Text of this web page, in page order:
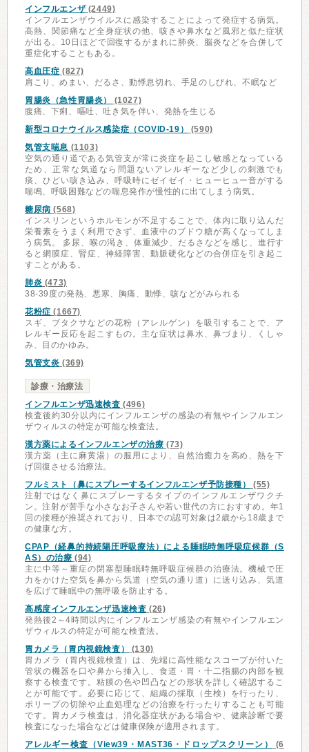
インフルエンザ(2449)
インフルエンザウイルスに感染することによって発症する病気。
高熱、関節痛など全身症状の他、咳きや鼻水など風邪と似た症状
が出る。10日ほどで回復するがまれに肺炎、脳炎などを合併して
重症化することもある。
高血圧症 (827)
肩こり、めまい、だるさ、動悸息切れ、手足のしびれ、不眠など
胃腸炎（急性胃腸炎）
(1027)
腹痛、下痢、嘔吐、吐き気を伴い、発熱を生じる
新型コロナウイルス感染症（COVID-19）
(590)
気管支喘息 (1103)
空気の通り道である気管支が常に炎症を起こし敏感となっている
ため、正常な気道なら問題ないアレルギーなど少しの刺激でも
痰、ひどい咳き込み、呼吸時にゼイゼイ・ヒューヒュー音がする
喘鳴、呼吸困難などの喘息発作が慢性的に出てしまう病気。
糖尿病 (568)
インスリンというホルモンが不足することで、体内に取り込んだ
栄養素をうまく利用できず、血液中のブドウ糖が高くなってしま
う病気。 多尿、喉の渇き、体重減少、だるさなどを感じ、進行す
ると網膜症、腎症、神経障害、動脈硬化などの合併症を引き起こ
すことがある。
肺炎 (473)
38-39度の発熱、悪寒、胸痛、動悸、咳などがみられる
花粉症 (1667)
スギ、ブタクサなどの花粉（アレルゲン）を吸引することで、ア
レルギー反応を起こすもの。主な症状は鼻水、鼻づまり、くしゃ
み、目のかゆみ。
気管支炎 (369)
診療・治療法
インフルエンザ迅速検査 (496)
検査後約30分以内にインフルエンザの感染の有無やインフルエン
ザウィルスの特定が可能な検査法。
漢方薬によるインフルエンザの治療 (73)
漢方薬（主に麻黄湯）の服用により、自然治癒力を高め、熱を下
げ回復させる治療法。
フルミスト（鼻にスプレーするインフルエンザ予防接種）
(55)
注射ではなく鼻にスプレーするタイプのインフルエンザワクチ
ン。注射が苦手な小さなお子さんや若い世代の方におすすめ。年1
回の接種が推奨されており、日本での認可対象は2歳から18歳まで
の健康な方。
CPAP（経鼻的持続陽圧呼吸療法）による睡眠時無呼吸症候群（S
AS）の治療 (94)
主に中等～重症の閉塞型睡眠時無呼吸症候群の治療法。機械で圧
力をかけた空気を鼻から気道（空気の通り道）に送り込み、気道
を広げて睡眠中の無呼吸を防止する。
高感度インフルエンザ迅速検査 (26)
発熱後2～4時間以内にインフルエンザ感染の有無やインフルエン
ザウィルスの特定が可能な検査法。
胃カメラ（胃内視鏡検査）
(130)
胃カメラ（胃内視鏡検査）は、先端に高性能なスコープが付いた
管状の機器を口や鼻から挿入し、食道・胃・十二指腸の内部を観
察する検査です。粘膜の色や凹凸などの形状を詳しく確認するこ
とが可能です。必要に応じて、組織の採取（生検）を行ったり、
ポリープの切除や止血処理などの治療を行ったりすることも可能
です。胃カメラ検査は、消化器症状がある場合や、健康診断で要
検査になった場合などは健康保険が適用されます。
アレルギー検査（View39・MAST36・ドロップスクリーン）
(6